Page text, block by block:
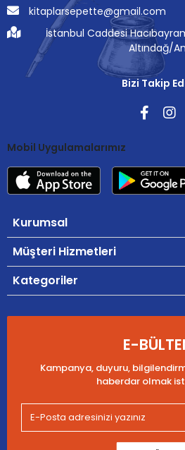
kitaplarsepette@gmail.com
İstanbul Caddesi
Altındağ/
Bizi Takip
Mobil Uygulamalarımız
Kurumsal
Müşteri Hizmetleri
Kategoriler
E-
Kampanya, duyuru,
haberdar olmak